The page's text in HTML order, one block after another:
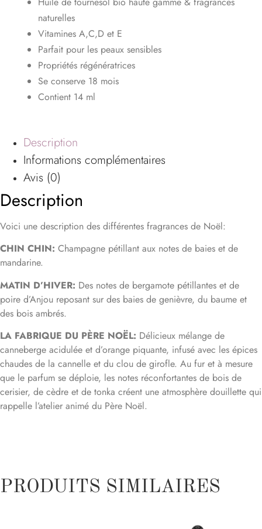
naturelles
Vitamines A,C,D et E
Parfait pour les peaux sensibles
Propriétés régénératrices
Se conserve 18 mois
Contient 14 ml
Description
Informations complémentaires
Avis (0)
Description
Voici une description des différentes fragrances de Noël:
CHIN CHIN: Champagne pétillant aux notes de baies et de
mandarine.
MATIN D’HIVER: Des notes de bergamote pétillantes et de
poire d’Anjou reposant sur des baies de genièvre, du baume et
des bois ambrés.
LA FABRIQUE DU PÈRE NOËL: Délicieux mélange de
canneberge acidulée et d’orange piquante, infusé avec les épices
chaudes de la cannelle et du clou de girofle. Au fur et à mesure
que le parfum se déploie, les notes réconfortantes de bois de
cerisier, de cèdre et de tonka créent une atmosphère douillette qui
rappelle l’atelier animé du Père Noël.
SABLÉS À LA VANILLE
: Est un mélange de parfums alléchants
qui combine l’arôme riche et réconfortant de vanille crémeuse
PRODUITS SIMILAIRES